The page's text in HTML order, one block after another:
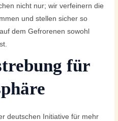
nicht nur; wir verfeinern die
und stellen sicher so
dem Gefrorenen sowohl
für
deutschen Initiative für mehr